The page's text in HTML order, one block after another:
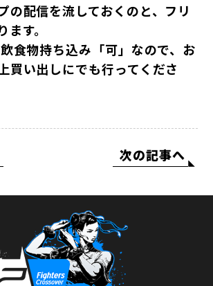
の配信を流しておくのと、フリ
す。
食物持ち込み「可」なので、お
買い出しにでも行ってくださ
次の記事へ